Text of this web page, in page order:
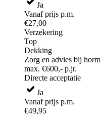
Ja
Vanaf prijs p.m.
€27,00
Verzekering
Top
Dekking
Zorg en advies bij
max. €600,- p.jr.
Directe acceptatie
Ja
Vanaf prijs p.m.
€49,95